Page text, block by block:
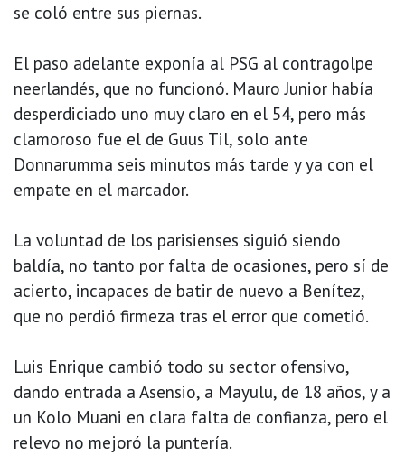
se coló entre sus piernas.
El paso adelante exponía al PSG al contragolpe
neerlandés, que no funcionó. Mauro Junior había
desperdiciado uno muy claro en el 54, pero más
clamoroso fue el de Guus Til, solo ante
Donnarumma seis minutos más tarde y ya con el
empate en el marcador.
La voluntad de los parisienses siguió siendo
baldía, no tanto por falta de ocasiones, pero sí de
acierto, incapaces de batir de nuevo a Benítez,
que no perdió firmeza tras el error que cometió.
Luis Enrique cambió todo su sector ofensivo,
dando entrada a Asensio, a Mayulu, de 18 años, y a
un Kolo Muani en clara falta de confianza, pero el
relevo no mejoró la puntería.